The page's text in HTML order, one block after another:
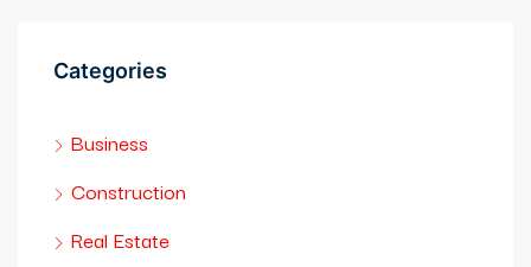
Categories
Business
Construction
Real Estate